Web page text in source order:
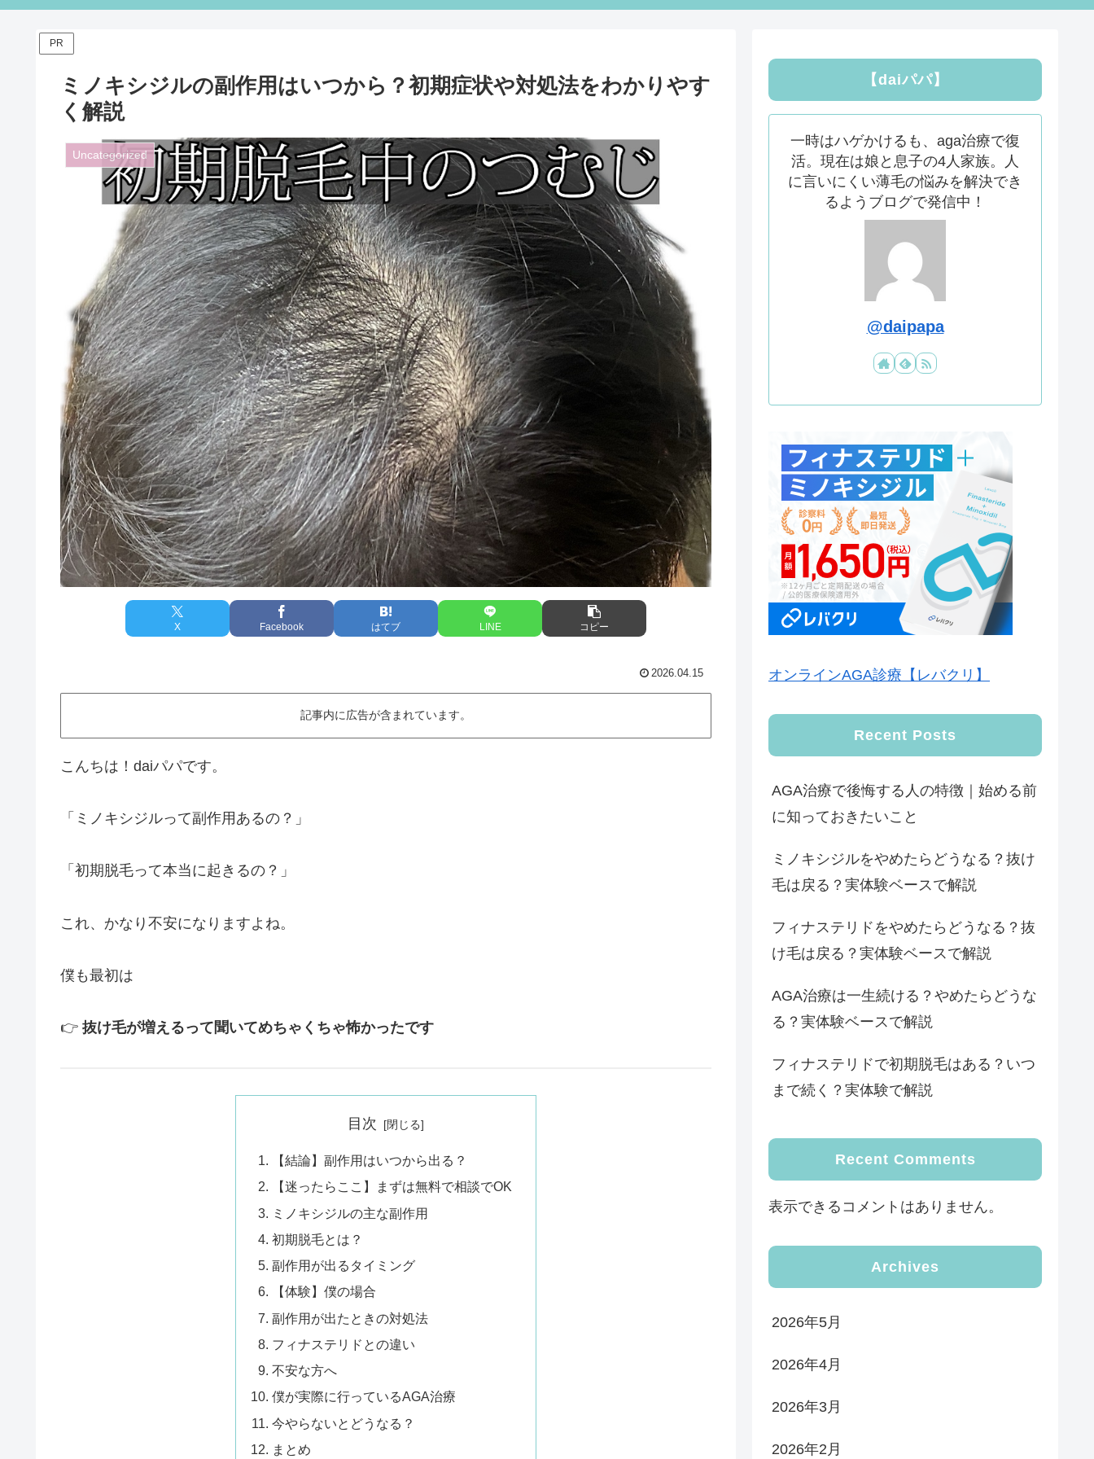
PR
ミノキシジルの副作用はいつから？初期症状や対処法をわかりやす
く解説
Uncategorized
X Facebook はてブ LINE コピー
2026.04.15
記事内に広告が含まれています。
こんちは！daiパパです。
「ミノキシジルって副作用あるの？」
「初期脱毛って本当に起きるの？」
これ、かなり不安になりますよね。
僕も最初は
👉 抜け毛が増えるって聞いてめちゃくちゃ怖かったです
目次
【結論】副作用はいつから出る？
【迷ったらここ】まずは無料で相談でOK
ミノキシジルの主な副作用
初期脱毛とは？
副作用が出るタイミング
【体験】僕の場合
副作用が出たときの対処法
フィナステリドとの違い
不安な方へ
僕が実際に行っているAGA治療
今やらないとどうなる？
まとめ
【daiパパ】
一時はハゲかけるも、aga治療で復
活。現在は娘と息子の4人家族。人
に言いにくい薄毛の悩みを解決でき
るようブログで発信中！
@daipapa
オンラインAGA診療【レバクリ】
Recent Posts
AGA治療で後悔する人の特徴｜始める前
に知っておきたいこと
ミノキシジルをやめたらどうなる？抜け
毛は戻る？実体験ベースで解説
フィナステリドをやめたらどうなる？抜
け毛は戻る？実体験ベースで解説
AGA治療は一生続ける？やめたらどうな
る？実体験ベースで解説
フィナステリドで初期脱毛はある？いつ
まで続く？実体験で解説
Recent Comments
表示できるコメントはありません。
Archives
2026年5月
2026年4月
2026年3月
2026年2月